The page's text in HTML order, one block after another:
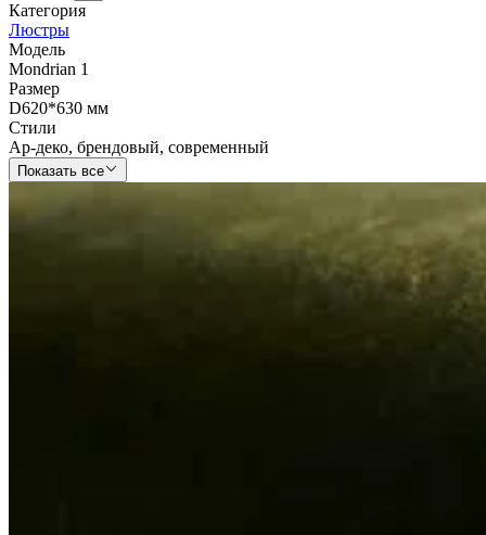
Категория
Люстры
Модель
Mondrian 1
Размер
D620*630 мм
Стили
Ар-деко, брендовый, современный
Показать все